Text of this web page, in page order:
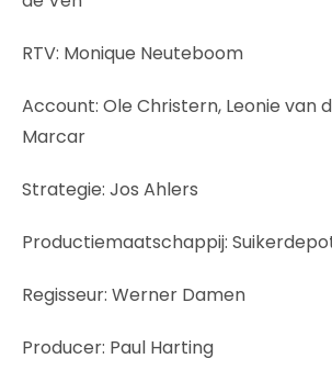
RTV: Monique Neuteboom
Account: Ole Christern, Leonie van
Marcar
Strategie: Jos Ahlers
Productiemaatschappij:
Regisseur: Werner Damen
Producer: Paul Harting